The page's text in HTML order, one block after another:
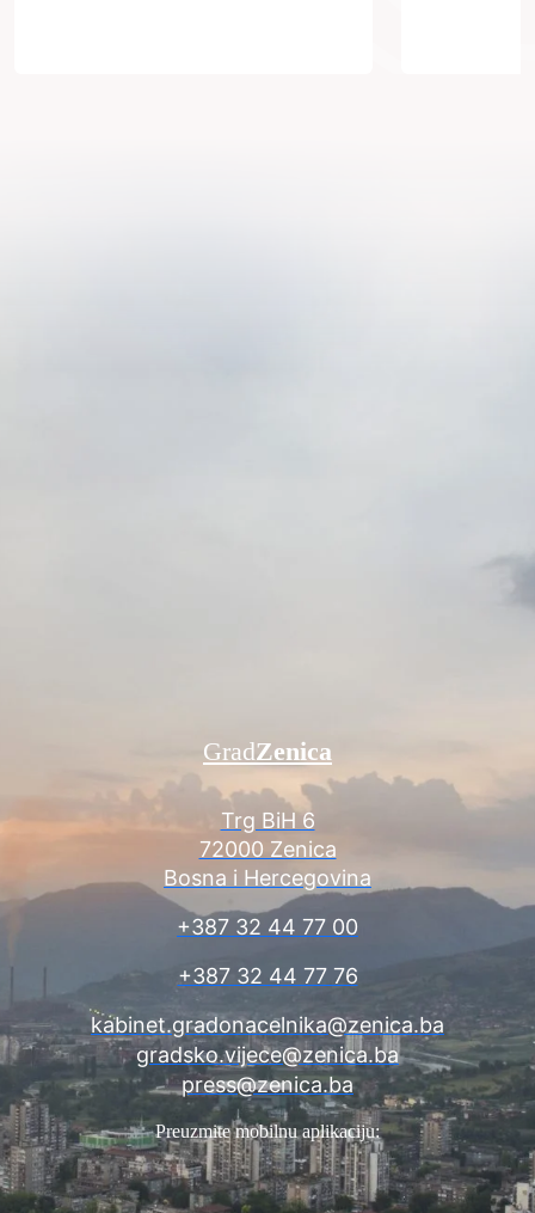
Trg BiH 6
72000 Zenica
Bosna i Hercegovina
+387 32 44 77 00
+387 32 44 77 76
kabinet.gradonacelnika@zenica.ba
gradsko.vijece@zenica.ba
press@zenica.ba
GradZenica
Preuzmite mobilnu aplikaciju: